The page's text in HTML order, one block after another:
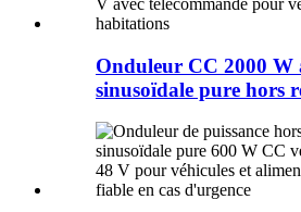
Onduleur CC 2000 W
sinusoïdale pure hors